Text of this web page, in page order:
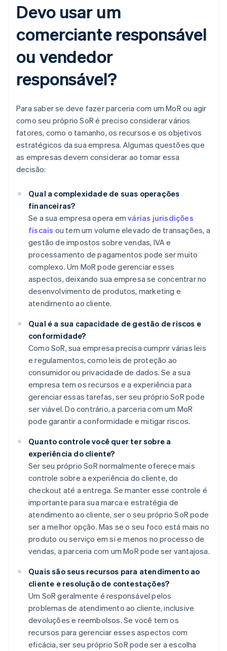
Devo usar um
comerciante responsável
ou vendedor
responsável?
Para saber se deve fazer parceria com um MoR ou agir
como seu próprio SoR é preciso considerar vários
fatores, como o tamanho, os recursos e os objetivos
estratégicos da sua empresa. Algumas questões que
as empresas devem considerar ao tomar essa
decisão:
Qual a complexidade de suas operações
financeiras?
Se a sua empresa opera emvárias jurisdições
fiscais ou tem um volume elevado de transações, a
gestão de impostos sobre vendas, IVA e
processamento de pagamentos pode ser muito
complexo. Um MoR pode gerenciar esses
aspectos, deixando sua empresa se concentrar no
desenvolvimento de produtos, marketing e
atendimento ao cliente.
Qual é a sua capacidade de gestão de riscos e
conformidade?
Como SoR, sua empresa precisa cumprir várias leis
e regulamentos, como leis de proteção ao
consumidor ou privacidade de dados. Se a sua
empresa tem os recursos e a experiência para
gerenciar essas tarefas, ser seu próprio SoR pode
ser viável. Do contrário, a parceria com um MoR
pode garantir a conformidade e mitigar riscos.
Quanto controle você quer ter sobre a
experiência do cliente?
Ser seu próprio SoR normalmente oferece mais
controle sobre a experiência do cliente, do
checkout até a entrega. Se manter esse controle é
importante para sua marca e estratégia de
atendimento ao cliente, ser o seu próprio SoR pode
ser a melhor opção. Mas se o seu foco está mais no
produto ou serviço em si e menos no processo de
vendas, a parceria com um MoR pode ser vantajosa.
Quais são seus recursos para atendimento ao
cliente e resolução de contestações?
Um SoR geralmente é responsável pelos
problemas de atendimento ao cliente, inclusive
devoluções e reembolsos. Se você tem os
recursos para gerenciar esses aspectos com
eficácia, ser seu próprio SoR pode ser a escolha